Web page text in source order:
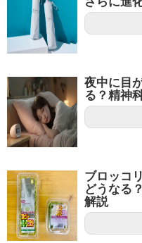
夜中に目
る？精神
ブロッコ
どうなる
解説